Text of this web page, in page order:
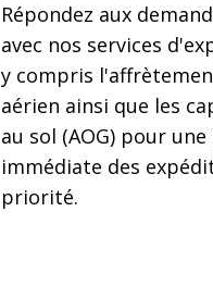
Répondez aux
avec nos services
y compris
aérien ainsi que les
au sol (AOG) pour
immédiate des
priorité.